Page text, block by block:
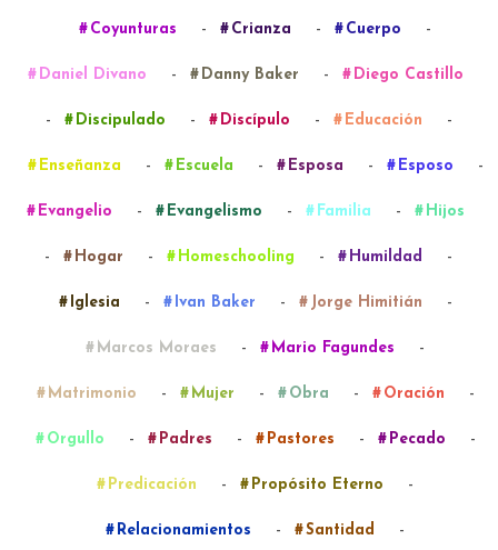
Coyunturas - Crianza - Cuerpo -
Daniel Divano - Danny Baker - Diego Castillo
- Discipulado - Discípulo - Educación -
Enseñanza - Escuela - Esposa - Esposo -
Evangelio - Evangelismo - Familia - Hijos
- Hogar - Homeschooling - Humildad -
Iglesia - Ivan Baker - Jorge Himitián -
Marcos Moraes - Mario Fagundes -
Matrimonio - Mujer - Obra - Oración -
Orgullo - Padres - Pastores - Pecado -
Predicación - Propósito Eterno -
Relacionamientos - Santidad -